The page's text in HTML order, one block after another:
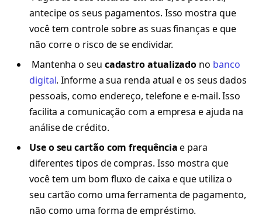
antecipe os seus pagamentos. Isso mostra que
você tem controle sobre as suas finanças e que
não corre o risco de se endividar.
Mantenha o seu cadastro atualizado no banco
digital. Informe a sua renda atual e os seus dados
pessoais, como endereço, telefone e e-mail. Isso
facilita a comunicação com a empresa e ajuda na
análise de crédito.
Use o seu cartão com frequênciae para
diferentes tipos de compras. Isso mostra que
você tem um bom fluxo de caixa e que utiliza o
seu cartão como uma ferramenta de pagamento,
não como uma forma de empréstimo.